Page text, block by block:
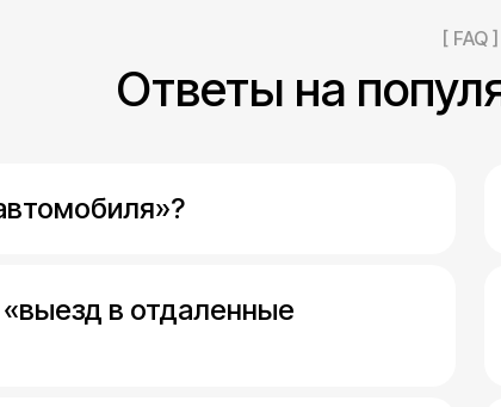
[ FAQ ]
Ответы на
в отдаленные